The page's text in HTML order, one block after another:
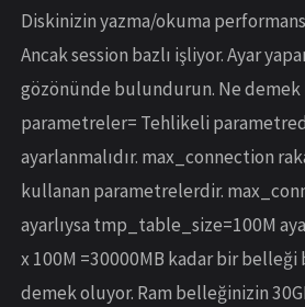
Diskinizin yazma/okuma
Ancak session bazlı işliyor. Ayar
gözönünde bulundurun. Ne demek
parametreler= Tehlikeli
ayarlanmalıdır. max_connection
kullanan parametrelerdir.
ayarlıysa tmp_table_size=100M
x 100M =30000MB kadar bir belleği
demek oluyor. Ram belleğinizin